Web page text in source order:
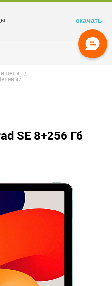
SE 8+256 Гб
скачать